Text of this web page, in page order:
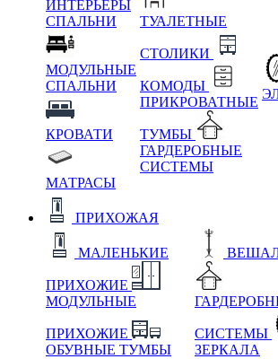
ИНТЕРЬЕРЫ
СПАЛЬНИ
МОДУЛЬНЫЕ
СПАЛЬНИ
КРОВАТИ
МАТРАСЫ
ТУАЛЕТНЫЕ
СТОЛИКИ
КОМОДЫ
ПРИКРОВАТНЫЕ
ТУМБЫ
ГАРДЕРОБНЫЕ
СИСТЕМЫ
ПРИХОЖАЯ
МАЛЕНЬКИЕ
ПРИХОЖИЕ
МОДУЛЬНЫЕ
ПРИХОЖИЕ
ОБУВНЫЕ ТУМБЫ
СИСТЕМЫ
ЗЕРКАЛА